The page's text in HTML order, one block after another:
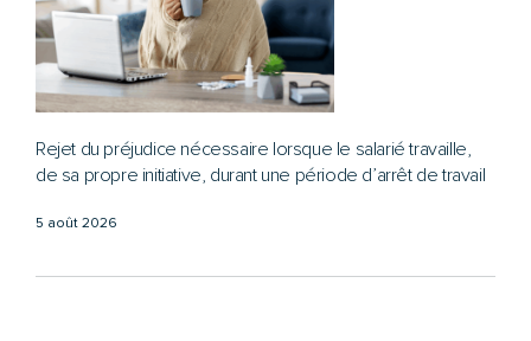
Rejet du préjudice nécessaire lorsque le salarié travaille,
de sa propre initiative, durant une période d’arrêt de travail
5 août 2026